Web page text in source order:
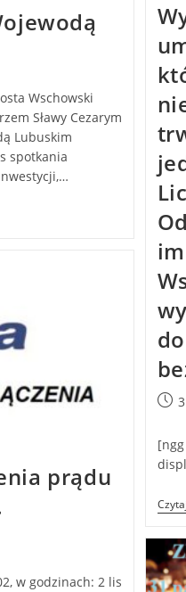
Wschowski
Sławy Cezarym
Lubuskim
spotkania
prądu
w godzinach: 2 lis